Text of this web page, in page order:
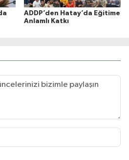
ADDP’den Hatay’da Eğitime
Anlamlı Katkı